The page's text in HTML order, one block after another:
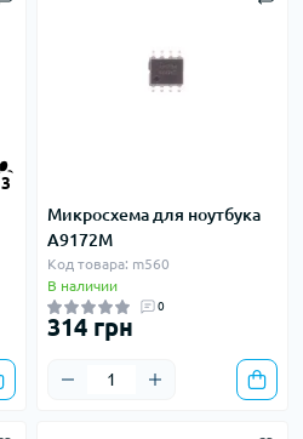
3
Микросхема для ноутбука
A9172M
Код товара: m560
В наличии
0
314 грн